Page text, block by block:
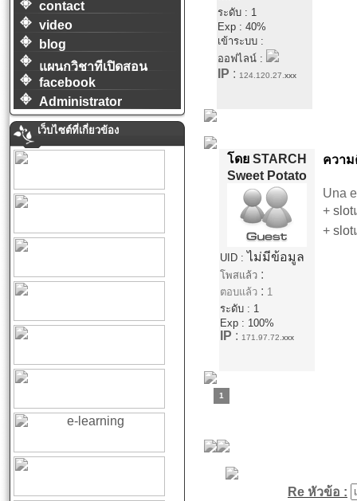
contact
video
blog
แผนกวิชาทีเปิดสอน
facebook
Administrator
เว็บไซต์ที่เกี่ยวข้อง
ระดับ : 1
Exp : 40%
เข้าระบบ :
ออฟไลน์ :
IP : 124.120.27. xxx
โดยSTARCH
Sweet Potato
UID : ไม่มีข้อมูล
โพสแล้ว :
ตอบแล้ว : 1
ระดับ : 1
Exp : 100%
IP : 171.97.72. xxx
ควา
Una
+ slot
+ slot
1
Re หัวข้อ :